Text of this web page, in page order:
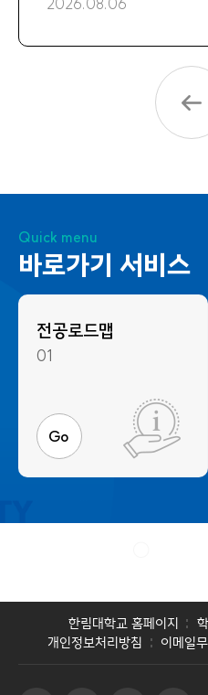
서류제출서류공고문 참고
2026.08.06
Quick menu
바로가기 서비스
전공로드맵
01
Go
한림대학교 홈페이지
개인정보처리방침
이메일